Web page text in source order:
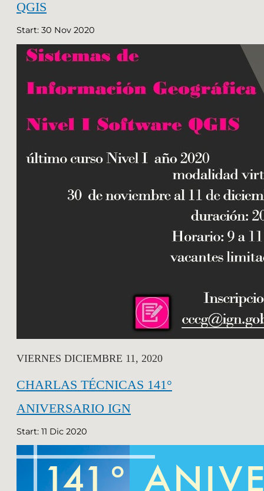
QGIS
Start: 30 Nov 2020
VIERNES DICIEMBRE 11, 2020
CHARLAS TÉCNICAS 141°
ANIVERSARIO IGN
Start: 11 Dic 2020